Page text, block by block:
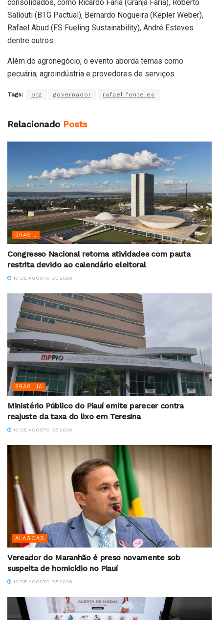
consolidados, como Ricardo Faria (Granja Faria), Roberto
Sallouti (BTG Pactual), Bernardo Nogueira (Kepler Weber),
Rafael Abud (FS Fueling Sustainability), André Esteves
dentre outros.
Além do agronegócio, o evento aborda temas como
pecuária, agroindústria e provedores de serviços.
Tags: btg governador rafael fonteles
Relacionado Posts
BRASIL
Congresso Nacional retoma atividades com pauta
restrita devido ao calendário eleitoral
10 DE AGOSTO DE 2026
BRASILIA
Ministério Público do Piauí emite parecer contra
reajuste da taxa do lixo em Teresina
10 DE AGOSTO DE 2026
ALAGOAS
Vereador do Maranhão é preso novamente sob
suspeita de homicídio no Piauí
10 DE AGOSTO DE 2026